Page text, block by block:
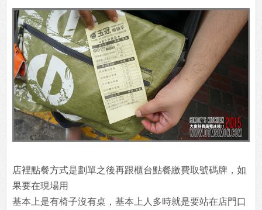
店裡點餐方式是劃單之後再跟櫃台點餐繳費取號碼牌，如
果要在現場用
基本上是有椅子沒有桌，基本上人多時就是要站在店門口